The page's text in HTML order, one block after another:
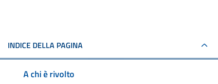
INDICE DELLA PAGINA
A chi è rivolto